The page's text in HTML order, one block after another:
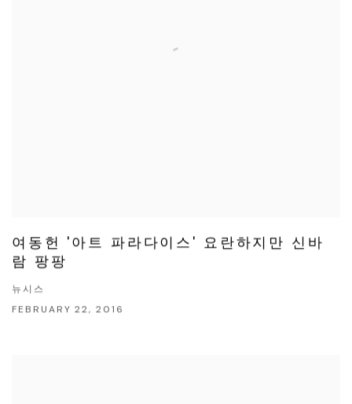
여동헌 '아트 파라다이스' 요란하지만 신바
람 팡팡
뉴시스
FEBRUARY 22, 2016